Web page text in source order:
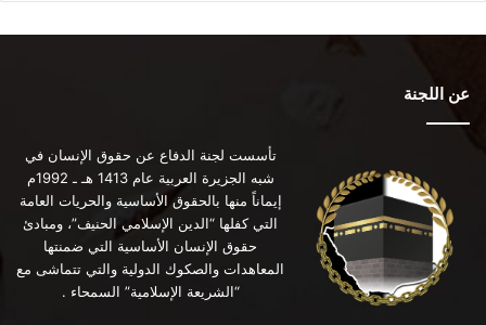
عن اللجنة
تأسست لجنة الدفاع عن حقوق الإنسان في
شبه الجزيرة العربية عام 1413 هـ ـ 1992م
إيماناً منها بالحقوق الأساسية والحريات العامة
التي كفلها “الدين الإسلامي الحنيف”، ومبادئ
حقوق الإنسان الأساسية التي ضمنتها
المعاهدات والصكوك الدولية والتي تتماشى مع
“الشريعة الإسلامية” السمحاء .